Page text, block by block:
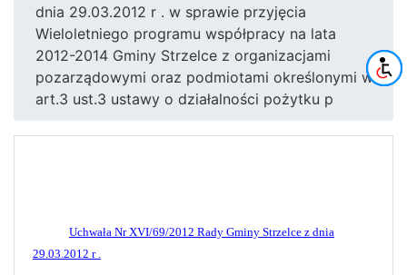
dnia 29.03.2012 r . w sprawie przyjęcia
Wieloletniego programu współpracy na lata
2012-2014 Gminy Strzelce z organizacjami
pozarządowymi oraz podmiotami określonymi w
art.3 ust.3 ustawy o działalności pożytku p
Uchwała Nr XVI/69/2012 Rady Gminy Strzelce z dnia
29.03.2012 r .